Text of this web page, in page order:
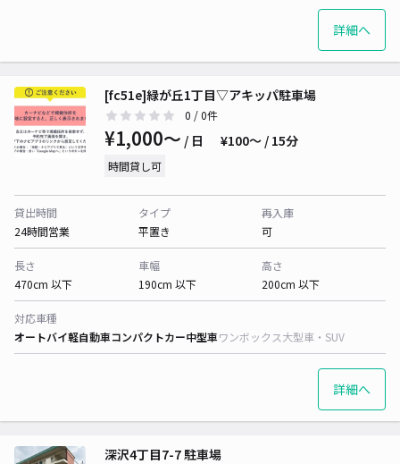
詳細へ
[fc51e]緑が丘1丁目▽アキッパ駐車場
0 / 0件
¥1,000〜 / 日 ¥100〜 / 15分
時間貸し可
貸出時間
24時間営業
タイプ
平置き
再入庫
可
長さ
470cm 以下
車幅
190cm 以下
高さ
200cm 以下
対応車種
オートバイ軽自動車コンパクトカー中型車ワンボックス大型車・SUV
詳細へ
深沢4丁目7-7 駐車場